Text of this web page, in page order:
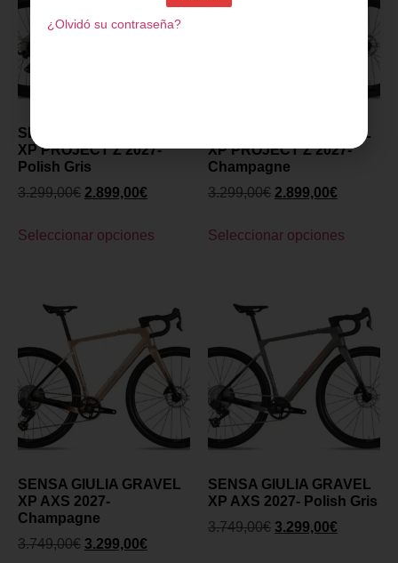
SENSA GIULIA GRAVEL
XP PROJECT Z 2027-
Polish Gris
3.299,00€ 2.899,00€
Seleccionar opciones
SENSA GIULIA GRAVEL
XP PROJECT Z 2027-
Champagne
3.299,00€ 2.899,00€
Seleccionar opciones
SENSA GIULIA GRAVEL
XP AXS 2027-
Champagne
3.749,00€ 3.299,00€
SENSA GIULIA GRAVEL
XP AXS 2027- Polish Gris
3.749,00€ 3.299,00€
¿Olvidó su contraseña?